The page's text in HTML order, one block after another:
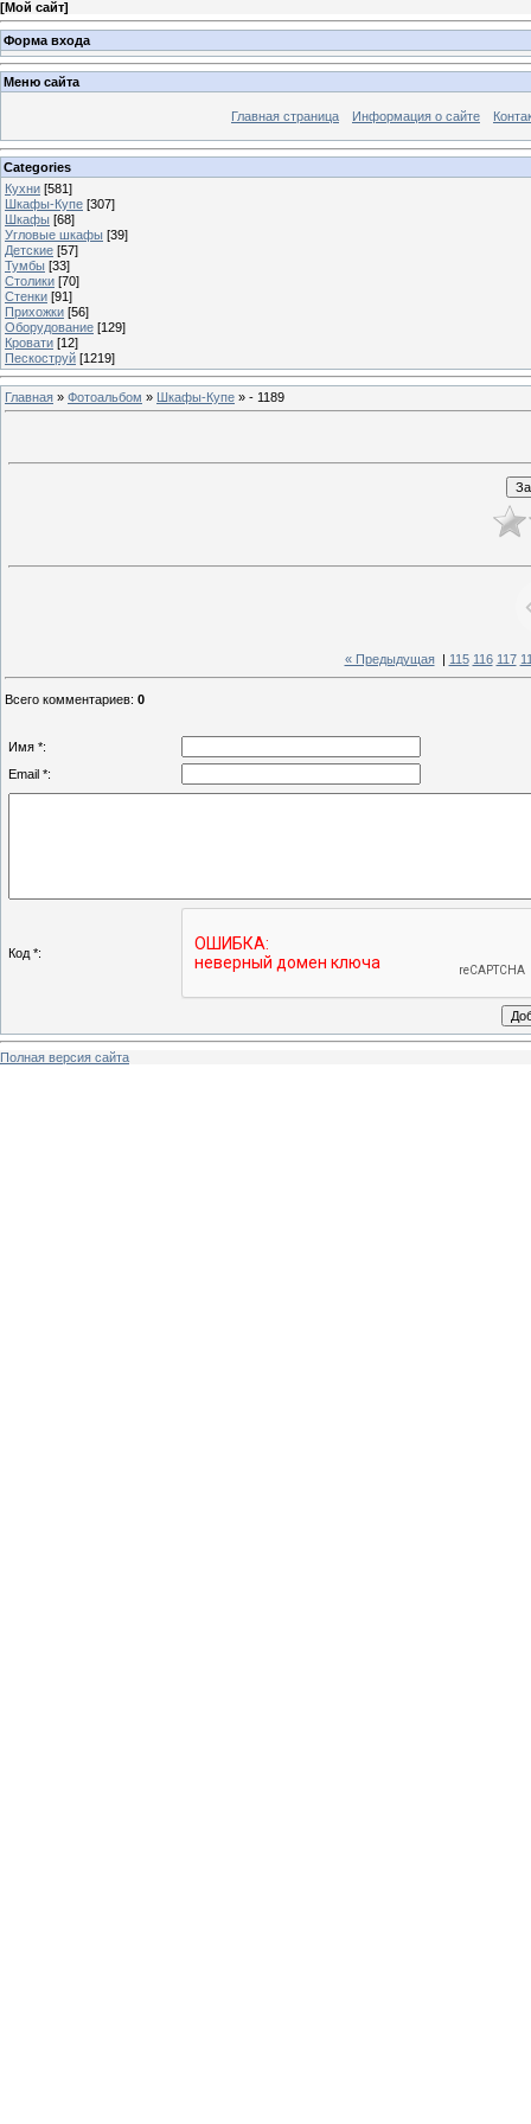
[Мой сайт]
Форма входа
Меню сайта
Главная страница Информация о сайте
Categories
Кухни [581]
Шкафы-Купе [307]
Шкафы [68]
Угловые шкафы [39]
Детские [57]
Тумбы [33]
Столики [70]
Стенки [91]
Прихожки [56]
Оборудование [129]
Кровати [12]
Пескоструй [1219]
Главная » Фотоальбом » Шкафы-Купе » - 1189
« Предыдущая| 115 116 117
Всего комментариев: 0
Имя *:
Email *:
Код *:
Полная версия сайта